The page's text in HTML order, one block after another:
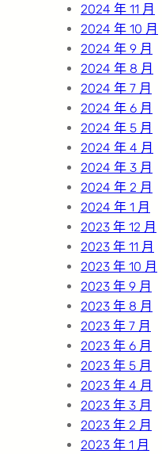
2024 年 11 月
2024 年 10 月
2024 年 9 月
2024 年 8 月
2024 年 7 月
2024 年 6 月
2024 年 5 月
2024 年 4 月
2024 年 3 月
2024 年 2 月
2024 年 1 月
2023 年 12 月
2023 年 11 月
2023 年 10 月
2023 年 9 月
2023 年 8 月
2023 年 7 月
2023 年 6 月
2023 年 5 月
2023 年 4 月
2023 年 3 月
2023 年 2 月
2023 年 1 月